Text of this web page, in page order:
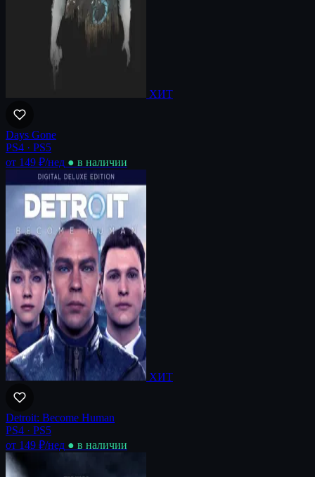
ХИТ
Days Gone
PS4 · PS5
от 149 ₽/нед ● в наличии
ХИТ
Detroit: Become Human
PS4 · PS5
от 149 ₽/нед ● в наличии